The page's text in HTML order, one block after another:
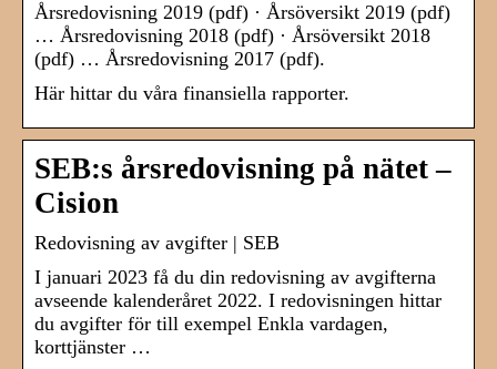
Årsredovisning 2019 (pdf) · Årsöversikt 2019 (pdf)
… Årsredovisning 2018 (pdf) · Årsöversikt 2018
(pdf) … Årsredovisning 2017 (pdf).
Här hittar du våra finansiella rapporter.
SEB:s årsredovisning på nätet –
Cision
Redovisning av avgifter | SEB
I januari 2023 få du din redovisning av avgifterna
avseende kalenderåret 2022. I redovisningen hittar
du avgifter för till exempel Enkla vardagen,
korttjänster …